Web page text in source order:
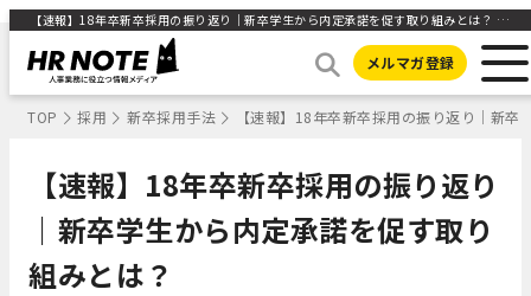
【速報】18年卒新卒採用の振り返り｜新卒学生から内定承諾を促す取り組みとは？ ｜HR NOTE
メルマガ登録
TOP 採用 新卒採用手法 【速報】18年卒新卒採用の振り返り｜新
【速報】18年卒新卒採用の振り返り
｜新卒学生から内定承諾を促す取り
組みとは？